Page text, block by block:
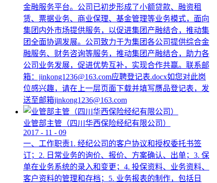
金融服务平台。公司已初步形成了小额贷款、融资租
赁、票据业务、商业保理、基金管理等业务模式，面向
集团内外市场提供服务，以促进集团产融结合，推动集
团全面协调发展。公司致力于为集团各公司提供综合金
融服务、财务咨询等服务，推动集团产融结合，助力各
公司业务发展，促进优势互补，实现合作共赢。联系邮
箱：jinkong1236@163.com应聘登记表.docx如您对此岗
位感兴趣，请在上一层页面下载并填写赝品登记表，发
送至邮箱jinkong1236@163.com
业管部主管（四川华西保险经纪有限公司）
2017 - 11 - 09
一、工作职责1. 经纪公司的客户协议和授权委托书签
订；2. 日常业务的询价、报价、方案确认、出单；3. 保
单在业务系统的录入和变更；4. 投保资料、业务资料、
客户资料的管理和存档；5. 业务报表的制作，包括日